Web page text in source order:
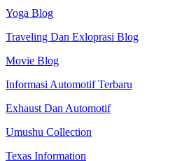
Yoga Blog
Traveling Dan Exloprasi Blog
Movie Blog
Informasi Automotif Terbaru
Exhaust Dan Automotif
Umushu Collection
Texas Information